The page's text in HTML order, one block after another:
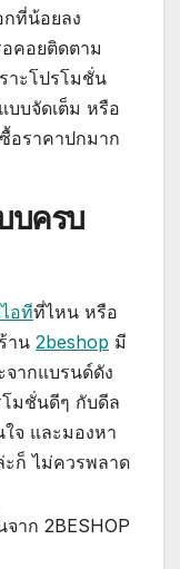
กที่น้อยลง
คอยติดตาม
าะโปรโมชั่น
บบจัดเต็ม หรือ
อราคาปกมาก
บครบ
อทีที่ไหน หรือ
าน 2beshop มี
ากแบรนด์ดัง
โมชั่นดีๆ กับดีล
จ และมองหา
ก็ ไม่ควรพลาด
าก 2BESHOP